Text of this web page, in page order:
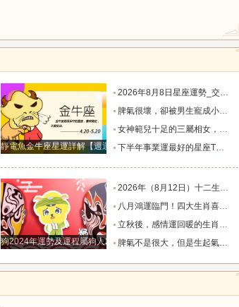
靜電魚金牛座星運詳解【週運2024年12月9日-12月15日】
2026年8月8日星座運勢_交易_管理_合作
脾氣很壞，卻被男生寵成小公主的四大星座女，無憂無慮沒煩惱_女生_魅力_所在
女神範兒十足的三屬相女，很受異性的歡迎，人生處處招桃花！_女性_魅力_機遇
下半年事業運最好的星座TOP4_獅子座_木星_天蠍座
狗2024年運勢及運程屬狗人2024運勢好嗎
2026年（8月12日）十二生肖最棒運勢播報_龍的_財富_方面
八月鴻運臨門！四大生肖喜事紮堆來襲，下半年一路順風順水到底_避雷_要點_合作
立秋後，感情運回暖的生肖TOP3_單身_放平_申金
脾氣不是很大，但是生起氣來很難哄的五大星座女_女性_情緒_給予
鼠 牛 虎
猴 雞 狗